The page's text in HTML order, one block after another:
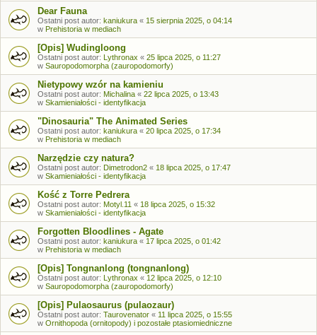
Dear Fauna
Ostatni post autor: kaniukura « 15 sierpnia 2025, o 04:14
w Prehistoria w mediach
[Opis] Wudingloong
Ostatni post autor: Lythronax « 25 lipca 2025, o 11:27
w Sauropodomorpha (zauropodomorfy)
Nietypowy wzór na kamieniu
Ostatni post autor: Michalina « 22 lipca 2025, o 13:43
w Skamieniałości - identyfikacja
"Dinosauria" The Animated Series
Ostatni post autor: kaniukura « 20 lipca 2025, o 17:34
w Prehistoria w mediach
Narzędzie czy natura?
Ostatni post autor: Dimetrodon2 « 18 lipca 2025, o 17:47
w Skamieniałości - identyfikacja
Kość z Torre Pedrera
Ostatni post autor: Motyl.11 « 18 lipca 2025, o 15:32
w Skamieniałości - identyfikacja
Forgotten Bloodlines - Agate
Ostatni post autor: kaniukura « 17 lipca 2025, o 01:42
w Prehistoria w mediach
[Opis] Tongnanlong (tongnanlong)
Ostatni post autor: Lythronax « 12 lipca 2025, o 12:10
w Sauropodomorpha (zauropodomorfy)
[Opis] Pulaosaurus (pulaozaur)
Ostatni post autor: Taurovenator « 11 lipca 2025, o 15:55
w Ornithopoda (ornitopody) i pozostałe ptasiomiedniczne